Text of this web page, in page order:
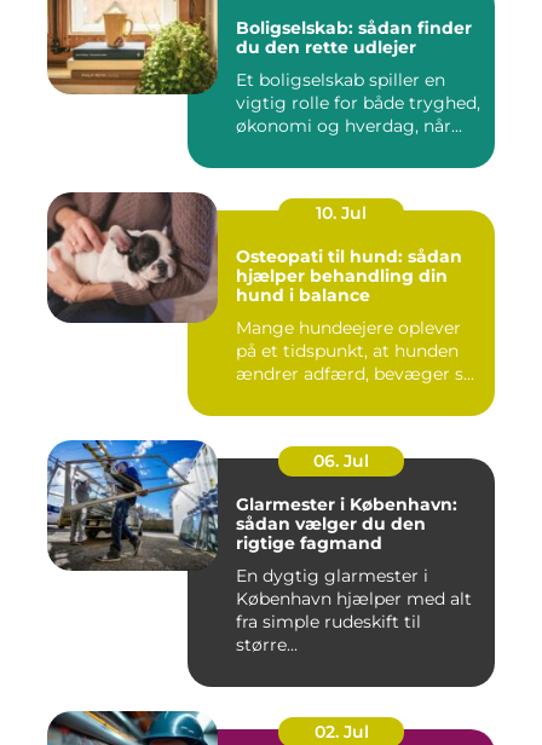
Boligselskab: sådan finder
du den rette udlejer
Et boligselskab spiller en
vigtig rolle for både tryghed,
økonomi og hverdag, når...
10. Jul
Osteopati til hund: sådan
hjælper behandling din
hund i balance
Mange hundeejere oplever
på et tidspunkt, at hunden
ændrer adfærd, bevæger s...
06. Jul
Glarmester i København:
sådan vælger du den
rigtige fagmand
En dygtig glarmester i
København hjælper med alt
fra simple rudeskift til
større...
02. Jul